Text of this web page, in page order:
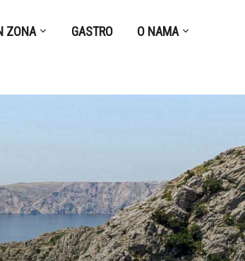
ZONA GASTRO O NAMA